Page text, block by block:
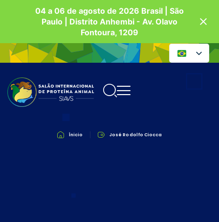
04 a 06 de agosto de 2026 Brasil | São
Paulo | Distrito Anhembi - Av. Olavo
Fontoura, 1209
Ínicio José Rodolfo Ciocca